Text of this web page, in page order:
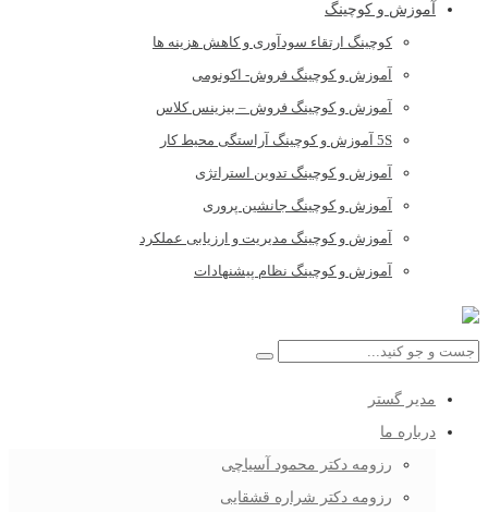
آموزش و کوچینگ
کوچینگ ارتقاء سودآوری و کاهش هزینه ها
آموزش و کوچینگ فروش- اکونومی
آموزش و کوچینگ فروش – بیزینس کلاس
5S آموزش و کوچینگ آراستگی محیط کار
آموزش و کوچینگ تدوین استراتژی
آموزش و کوچینگ جانشین پروری
آموزش و کوچینگ مدیریت و ارزیابی عملکرد
آموزش و کوچینگ نظام پیشنهادات
مدیر گستر
درباره ما
رزومه دکتر محمود آسیاچی
رزومه دکتر شراره قشقایی